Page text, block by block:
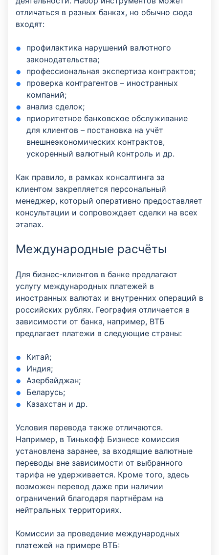
отличаться в разных банках, но обычно сюда
входят:
профилактика нарушений валютного
законодательства;
профессиональная экспертиза контрактов;
проверка контрагентов – иностранных
компаний;
анализ сделок;
приоритетное банковское обслуживание
для клиентов – постановка на учёт
внешнеэкономических контрактов,
ускоренный валютный контроль и др.
Как правило, в рамках консалтинга за
клиентом закрепляется персональный
менеджер, который оперативно предоставляет
консультации и сопровождает сделки на всех
этапах.
Международные расчёты
Для бизнес-клиентов в банке предлагают
услугу международных платежей в
иностранных валютах и внутренних операций в
российских рублях. География отличается в
зависимости от банка, например, ВТБ
предлагает платежи в следующие страны:
Китай;
Индия;
Азербайджан;
Беларусь;
Казахстан и др.
Условия перевода также отличаются.
Например, в Тинькофф Бизнесе комиссия
установлена заранее, за входящие валютные
переводы вне зависимости от выбранного
тарифа не удерживается. Кроме того, здесь
возможен перевод даже при наличии
ограничений благодаря партнёрам на
нейтральных территориях.
Комиссии за проведение международных
платежей на примере ВТБ: